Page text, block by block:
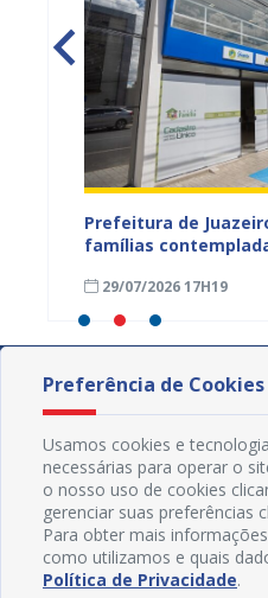
Prefeitura de
famílias
29/07/2026 17H19
Preferência de Cookies
Usamos cookies e
necessárias para operar o
o nosso uso de cookies
gerenciar suas preferências
Para obter mais
como utilizamos e quais
Política de Privacidade.